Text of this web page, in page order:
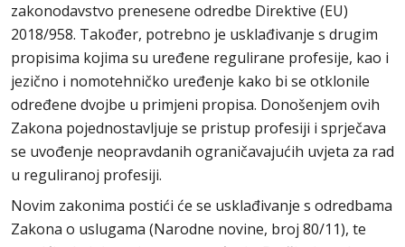
zakonodavstvo prenesene odredbe Direktive (EU)
2018/958. Također, potrebno je usklađivanje s drugim
propisima kojima su uređene regulirane profesije, kao i
jezično i nomotehničko uređenje kako bi se otklonile
određene dvojbe u primjeni propisa. Donošenjem ovih
Zakona pojednostavljuje se pristup profesiji i sprječava
se uvođenje neopravdanih ograničavajućih uvjeta za rad
u reguliranoj profesiji.
Novim zakonima postići će se usklađivanje s odredbama
Zakona o uslugama (Narodne novine, broj 80/11), te